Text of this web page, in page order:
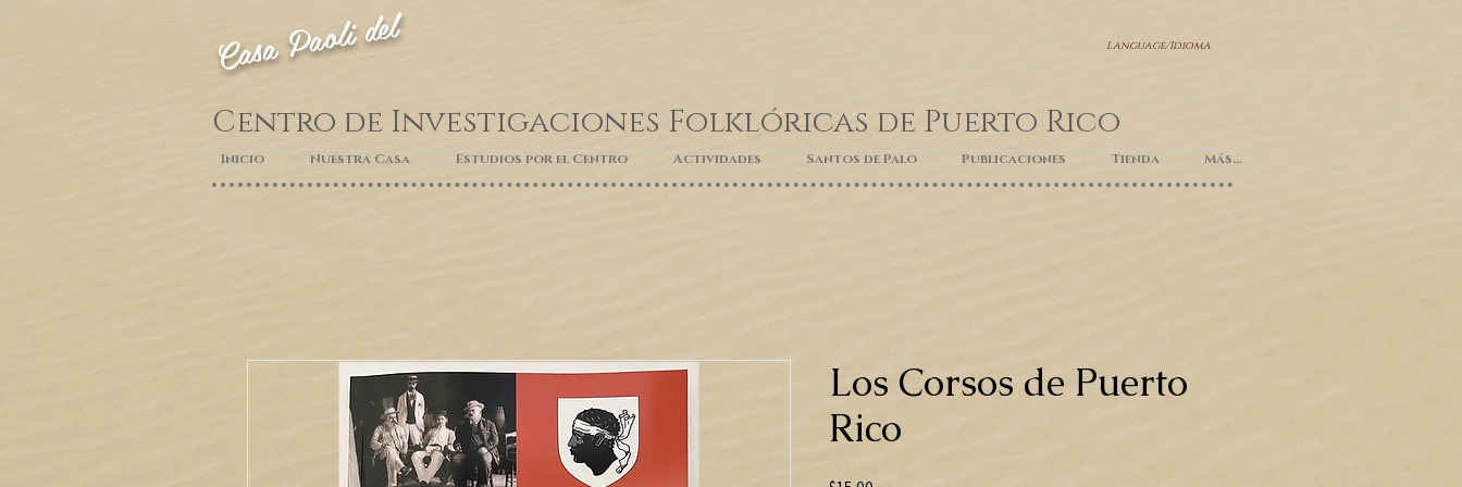
Casa Paoli del Language/Idioma
Centro de Investigaciones Folklóricas de Puerto Rico
Inicio Nuestra Casa Estudios por el Centro Actividades Santos de Palo Publicaciones Tienda Más...
Los Corsos de Puerto
Rico